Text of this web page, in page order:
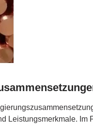
Leistungsmerkmale. Im